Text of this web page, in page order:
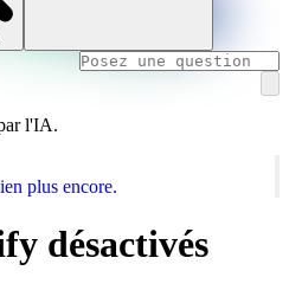
l'IA.
plus encore.
désactivés